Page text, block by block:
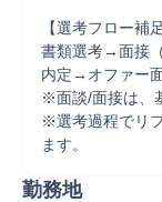
【選考フロー補
書類選考→面接
内定→オファー
※面談/面接は、
※選考過程でリ
ます。
勤務地